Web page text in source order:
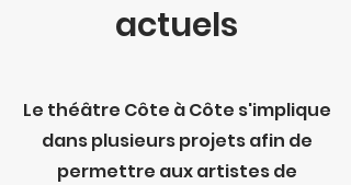
actuels
Le théâtre Côte à Côte s'implique
dans plusieurs projets afin de
permettre aux artistes de